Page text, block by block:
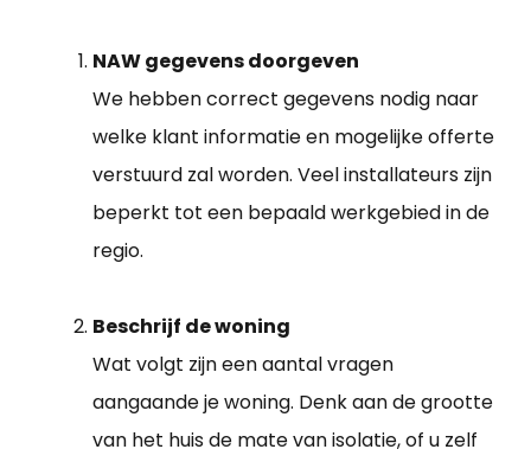
NAW gegevens doorgeven
We hebben correct gegevens nodig naar
welke klant informatie en mogelijke offerte
verstuurd zal worden. Veel installateurs zijn
beperkt tot een bepaald werkgebied in de
regio.
Beschrijf de woning
Wat volgt zijn een aantal vragen
aangaande je woning. Denk aan de grootte
van het huis de mate van isolatie, of u zelf